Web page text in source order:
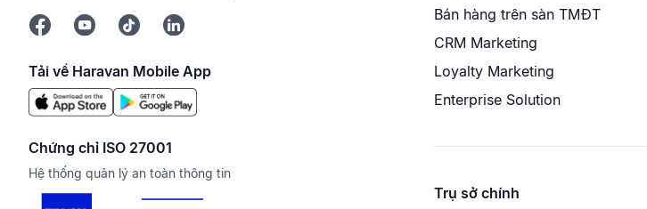
Tải về Haravan Mobile App
Chứng chỉ ISO 27001
Hệ thống quản lý an toàn thông tin
Bán hàng trên sàn TMĐT
CRM Marketing
Loyalty Marketing
Enterprise Solution
Trụ sở chính